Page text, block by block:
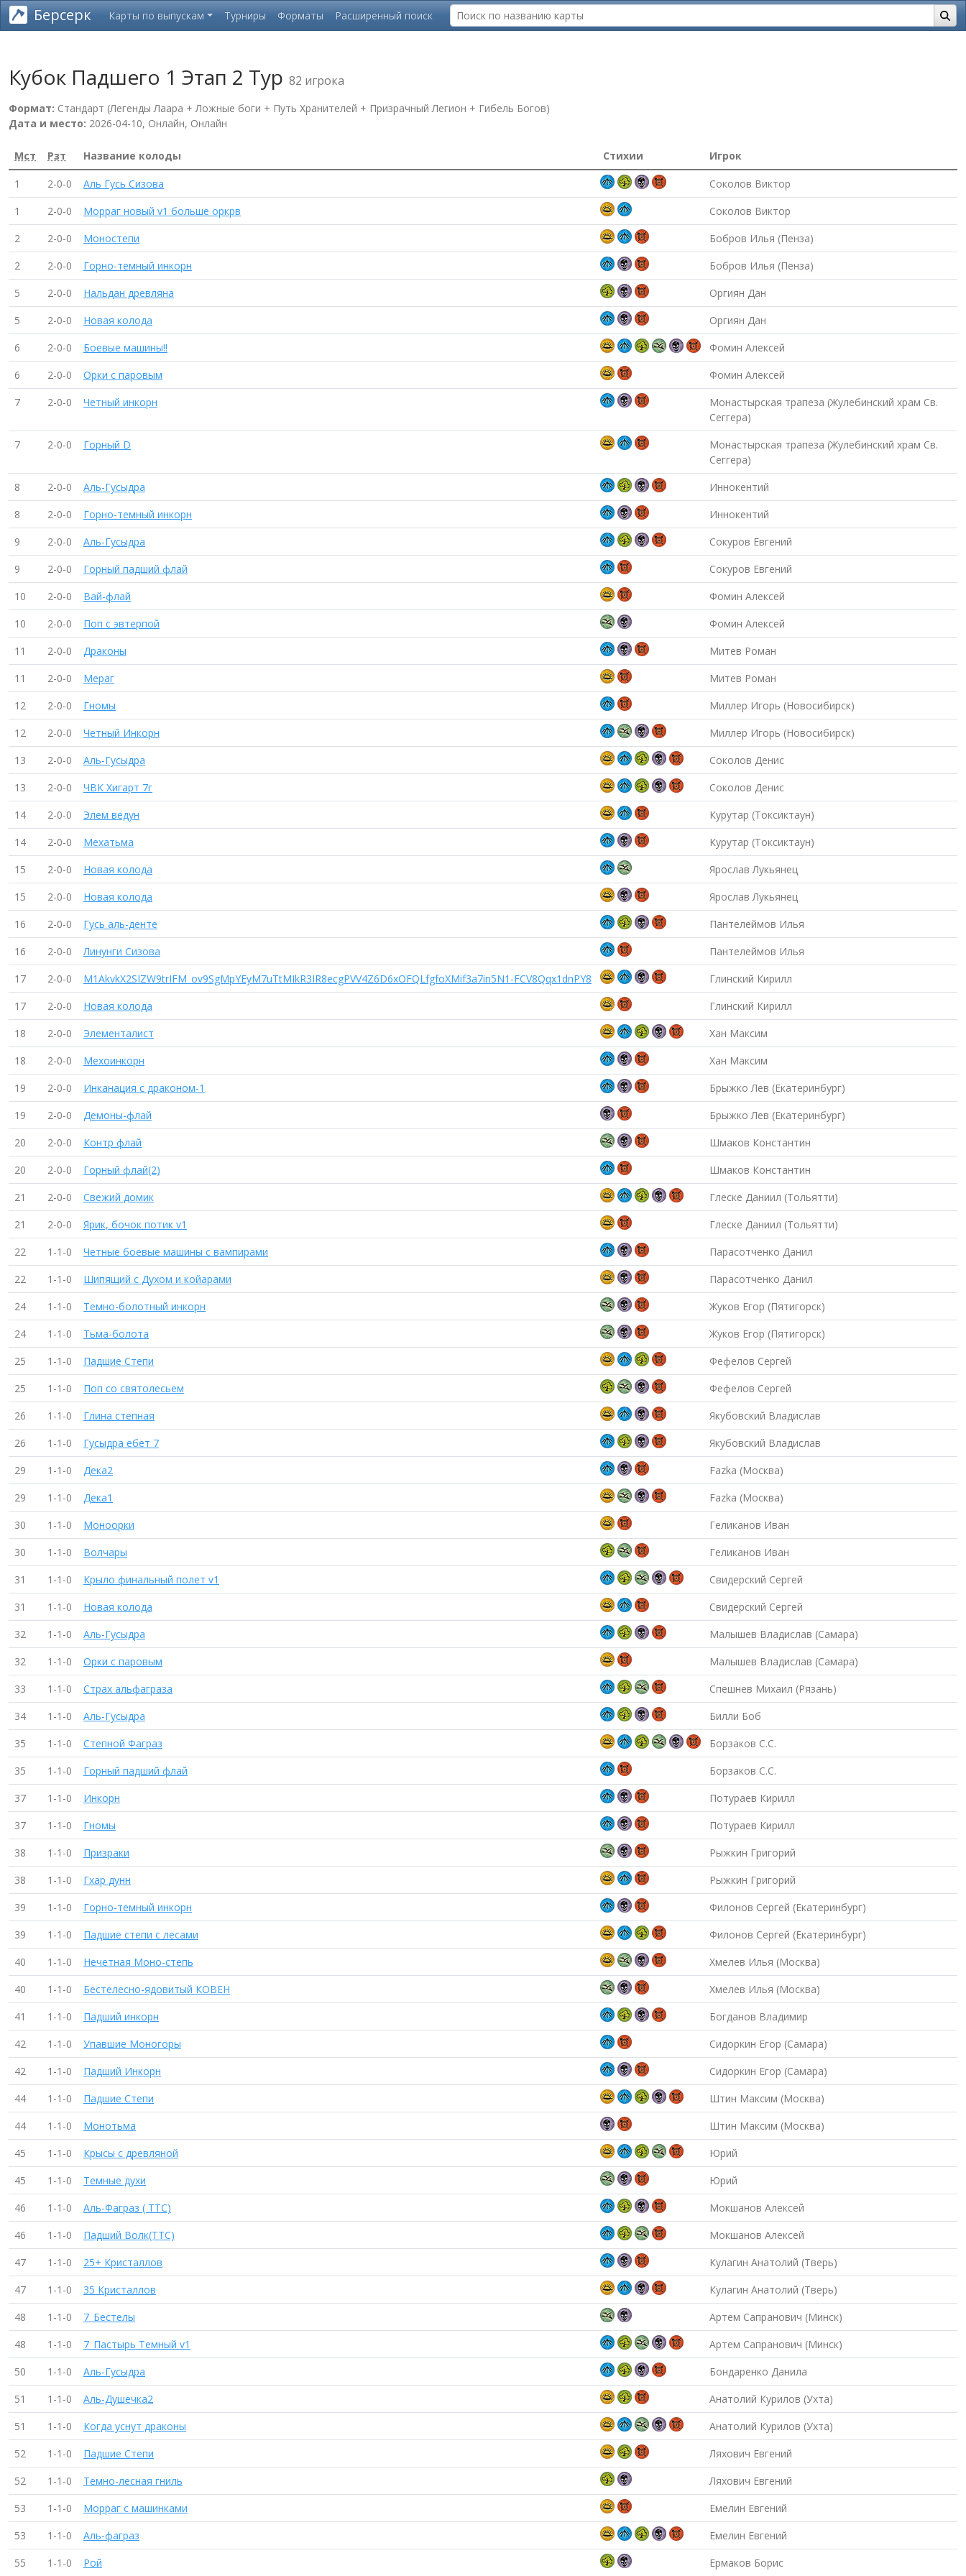
Берсерк Карты по выпускам Турниры Форматы Расширенный поиск
Кубок Падшего 1 Этап 2 Тур 82 игрока
Формат: Стандарт (Легенды Лаара + Ложные боги + Путь Хранителей + Призрачный Легион + Гибель Богов)
Дата и место: 2026-04-10, Онлайн, Онлайн
Мст Рзт Название колоды Стихии Игрок
1 2-0-0 Аль Гусь Сизова
Соколов Виктор
1
2-0-0 Морраг новый v1 больше оркрв
Соколов Виктор
2
2-0-0 Моностепи
Бобров Илья (Пенза)
2
2-0-0 Горно-темный инкорн
Бобров Илья (Пенза)
5
2-0-0 Нальдан древляна
Оргиян Дан
5
2-0-0 Новая колода
Оргиян Дан
6
2-0-0 Боевые машины!!
Фомин Алексей
6
2-0-0 Орки с паровым
Фомин Алексей
7
2-0-0 Четный инкорн
Монастырская трапеза (Жулебинский храм Св.
Сеггера)
7
2-0-0 Горный D
Монастырская трапеза (Жулебинский храм Св.
Сеггера)
8
2-0-0 Аль-Гусыдра
Иннокентий
8
2-0-0 Горно-темный инкорн
Иннокентий
9
2-0-0 Аль-Гусыдра
Сокуров Евгений
9
2-0-0 Горный падший флай
Сокуров Евгений
10
2-0-0 Вай-флай
Фомин Алексей
10
2-0-0 Поп с эвтерпой
Фомин Алексей
11
2-0-0 Драконы
Митев Роман
11
2-0-0 Мераг
Митев Роман
12
2-0-0 Гномы
Миллер Игорь (Новосибирск)
12
2-0-0 Четный Инкорн
Миллер Игорь (Новосибирск)
13
2-0-0 Аль-Гусыдра
Соколов Денис
13
2-0-0 ЧВК Хигарт 7г
Соколов Денис
14
2-0-0 Элем ведун
Курутар (Токсиктаун)
14
2-0-0 Мехатьма
Курутар (Токсиктаун)
15
2-0-0 Новая колода
Ярослав Лукьянец
15
2-0-0 Новая колода
Ярослав Лукьянец
16
2-0-0 Гусь аль-денте
Пантелеймов Илья
16
2-0-0 Линунги Сизова
Пантелеймов Илья
17
2-0-0 M1AkvkX2SIZW9trIFM_ov9SgMpYEyM7uTtMIkR3IR8ecgPVV4Z6D6xOFQLfgfoXMif3a7in5N1-FCV8Qqx1dnPY8
Глинский Кирилл
17
2-0-0 Новая колода
Глинский Кирилл
18
2-0-0 Элементалист
Хан Максим
18
2-0-0 Мехоинкорн
Хан Максим
19
2-0-0 Инканация с драконом-1
Брыжко Лев (Екатеринбург)
19
2-0-0 Демоны-флай
Брыжко Лев (Екатеринбург)
20
2-0-0 Контр флай
Шмаков Константин
20
2-0-0 Горный флай(2)
Шмаков Константин
21
2-0-0 Свежий домик
Глеске Даниил (Тольятти)
21
2-0-0 Ярик, бочок потик v1
Глеске Даниил (Тольятти)
22
1-1-0 Четные боевые машины с вампирами
Парасотченко Данил
22
1-1-0 Шипящий с Духом и койарами
Парасотченко Данил
24
1-1-0 Темно-болотный инкорн
Жуков Егор (Пятигорск)
24
1-1-0 Тьма-болота
Жуков Егор (Пятигорск)
25
1-1-0 Падшие Степи
Фефелов Сергей
25
1-1-0 Поп со святолесьем
Фефелов Сергей
26
1-1-0 Глина степная
Якубовский Владислав
26
1-1-0 Гусыдра ебет 7
Якубовский Владислав
29
1-1-0 Дека2
Fazka (Москва)
29
1-1-0 Дека1
Fazka (Москва)
30
1-1-0 Моноорки
Геликанов Иван
30
1-1-0 Волчары
Геликанов Иван
31
1-1-0 Крыло финальный полет v1
Свидерский Сергей
31
1-1-0 Новая колода
Свидерский Сергей
32
1-1-0 Аль-Гусыдра
Малышев Владислав (Самара)
32
1-1-0 Орки с паровым
Малышев Владислав (Самара)
33
1-1-0 Страх альфаграза
Спешнев Михаил (Рязань)
34
1-1-0 Аль-Гусыдра
Билли Боб
35
1-1-0 Степной Фаграз
Борзаков С.С.
35
1-1-0 Горный падший флай
Борзаков С.С.
37
1-1-0 Инкорн
Потураев Кирилл
37
1-1-0 Гномы
Потураев Кирилл
38
1-1-0 Призраки
Рыжкин Григорий
38
1-1-0 Гхар дунн
Рыжкин Григорий
39
1-1-0 Горно-темный инкорн
Филонов Сергей (Екатеринбург)
39
1-1-0 Падшие степи с лесами
Филонов Сергей (Екатеринбург)
40
1-1-0 Нечетная Моно-степь
Хмелев Илья (Москва)
40
1-1-0 Бестелесно-ядовитый КОВЕН
Хмелев Илья (Москва)
41
1-1-0 Падший инкорн
Богданов Владимир
42
1-1-0 Упавшие Моногоры
Сидоркин Егор (Самара)
42
1-1-0 Падший Инкорн
Сидоркин Егор (Самара)
44
1-1-0 Падшие Степи
Штин Максим (Москва)
44
1-1-0 Монотьма
Штин Максим (Москва)
45
1-1-0 Крысы с древляной
Юрий
45
1-1-0 Темные духи
Юрий
46
1-1-0 Аль-Фаграз ( ТТС)
Мокшанов Алексей
46
1-1-0 Падший Волк(ТТС)
Мокшанов Алексей
47
1-1-0 25+ Кристаллов
Кулагин Анатолий (Тверь)
47
1-1-0 35 Кристаллов
Кулагин Анатолий (Тверь)
48
1-1-0 7_Бестелы
Артем Сапранович (Минск)
48
1-1-0 7_Пастырь Темный v1
Артем Сапранович (Минск)
50
1-1-0 Аль-Гусыдра
Бондаренко Данила
51
1-1-0 Аль-Душечка2
Анатолий Курилов (Ухта)
51
1-1-0 Когда уснут драконы
Анатолий Курилов (Ухта)
52
1-1-0 Падшие Степи
Ляхович Евгений
52
1-1-0 Темно-лесная гниль
Ляхович Евгений
53
1-1-0 Морраг с машинками
Емелин Евгений
53
1-1-0 Аль-фаграз
Емелин Евгений
55
1-1-0 Рой Ермаков Борис